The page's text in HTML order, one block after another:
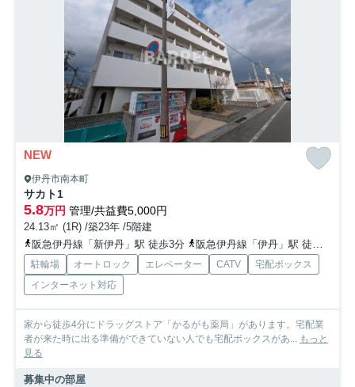
NEW
伊丹市南本町
サカト1
5.8万円 管理/共益費5,000円
24.13㎡ (1R) /築23年 /5階建
阪急伊丹線「新伊丹」駅 徒歩3分
阪急伊丹線「伊丹」駅 徒歩15分
駐輪場 オートロック エレベーター CATV
宅配ボックス
インターネット対応
家から徒歩4分にドラッグストア「かるがも薬局」があります。宅配業
者が来た時に出る準備ができていない人でも宅配ボックスがあ... もっと
見る
募集中の部屋